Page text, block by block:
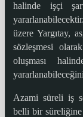
halinde işçi
üzere Yargıtay,
sözleşmesi
oluşması
Azami süreli iş
belli bir süreliğine